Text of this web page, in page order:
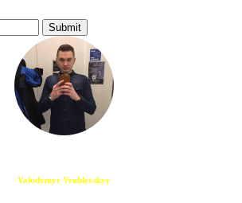
Volodymyr Vrublevskyy